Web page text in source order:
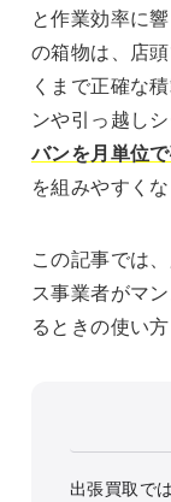
と作業効率に
の箱物は、店
くまで正確な
ンや引っ越し
バンを月単位
を組みやすくな
この記事では
ス事業者がマ
るときの使い
出張買取で